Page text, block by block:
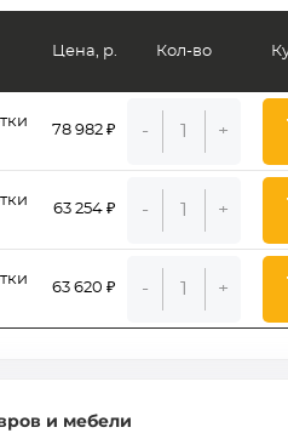
Цена, р.
78 982 ₽
63 254 ₽
63 620 ₽
Кол-во
- +
- +
- +
и мебели